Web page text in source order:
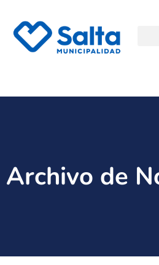
Archivo de